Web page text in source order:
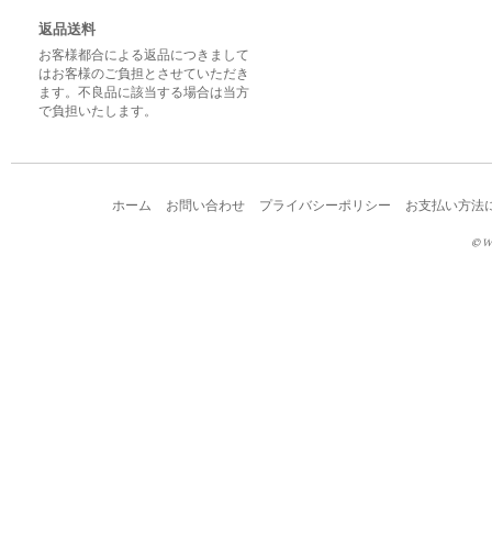
返品送料
お客様都合による返品につきまして
はお客様のご負担とさせていただき
ます。不良品に該当する場合は当方
で負担いたします。
ホーム お問い合わせ プライバシーポリシー お支払い方法
©